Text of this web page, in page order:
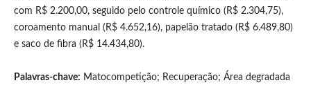
com R$ 2.200,00, seguido pelo controle químico (R$ 2.304,75),
coroamento manual (R$ 4.652,16), papelão tratado (R$ 6.489,80)
e saco de fibra (R$ 14.434,80).
Palavras-chave: Matocompetição; Recuperação; Área degradada